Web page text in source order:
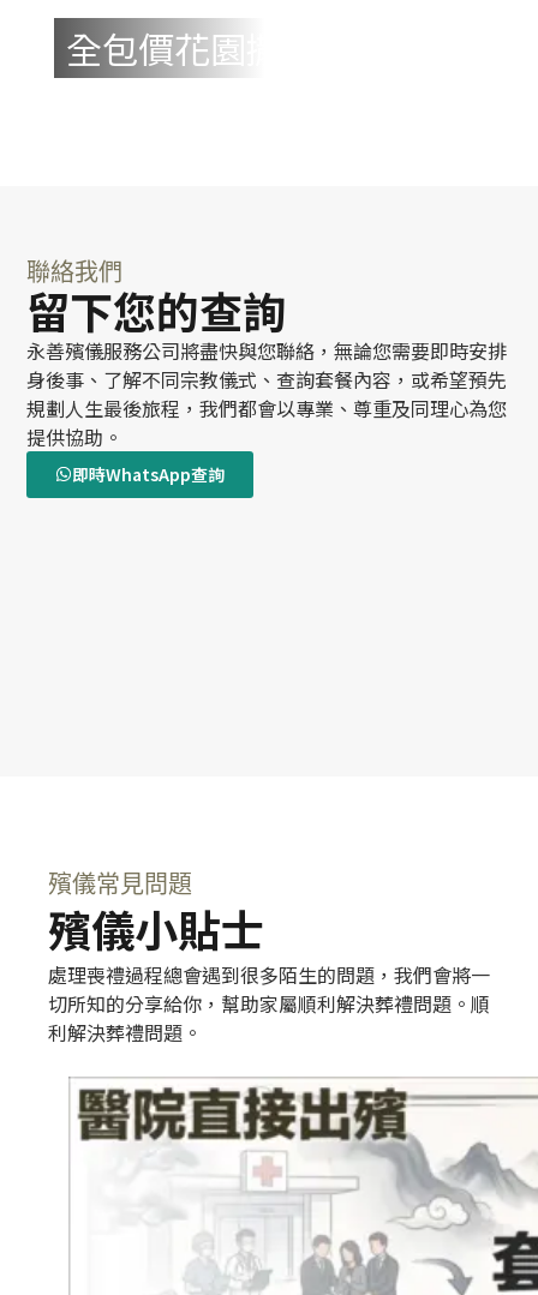
全包價花園撒灰$4,800
聯絡我們
留下您的查詢
永善殯儀服務公司將盡快與您聯絡，無論您需要即時安排
身後事、了解不同宗教儀式、查詢套餐內容，或希望預先
規劃人生最後旅程，我們都會以專業、尊重及同理心為您
提供協助。
即時WhatsApp查詢
殯儀常見問題
殯儀小貼士
處理喪禮過程總會遇到很多陌生的問題，我們會將一
切所知的分享給你，幫助家屬順利解決葬禮問題。順
利解決葬禮問題。